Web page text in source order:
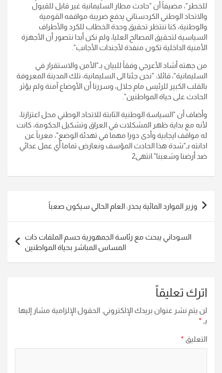
للخطر"، مضيفاً أن "حادث مطار السليمانية غير قابل للقبول
والاتحاد الوطني الكردستاني يدفع ضريبة مواقفه القومية
والوطنية، كنا ننتظر تحقيق وحدة الخطاب للكرد والأطراف
السياسية لتحقيق المصالح العليا، ولم نكن أبدا نتصور أن الأجهزة
الأمنية الداخلية تكون منفذة لأجندات الأجانب".
من جهته أشاد الأعرجي وفقاً للبيان بـ"الأمن والاستقرار في
السليمانية"، قائلا: "نحن جئنا الى السليمانية، تلك المدينة المعروفة
بالقلب الكبير للرئيس مام جلال، وسررنا أن الأوضاع آمنة ولم يؤثر
الحادث على حياة المواطنين".
وأضاف أن "السياسة الوطنية الثابتة للاتحاد الوطني محل اعتزازنا،
لأنه مع بداية ظهر المشكلات في العراق وتشكيل الحكومة، كانت
له مواقف ايجابية وأدى دورا مهما في تهدئة الوضع"، معرباً عن
ادانته بـ"شدة هذا الحادث المؤسف ونعارض تماما أي عمل عدائي
ضد أرضنا وشعبنا".انتهى2
تصفّح
المقالات
وزير الموارد المائية يحذر: العام الحالي سيكون صعباً
السوداني يبحث مع رئاسة الجمهورية حسم الملفات ذات
المساس المباشر بحياة المواطنين
اترك تعليقاً
لن يتم نشر عنوان بريدك الإلكتروني. الحقول الإلزامية مشار إليها
بـ *
التعليق *